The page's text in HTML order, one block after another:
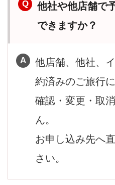
他社や他店舗で
できますか？
他店舗、他社、
約済みのご旅行
確認・変更・取
ん。
お申し込み先へ
さい。